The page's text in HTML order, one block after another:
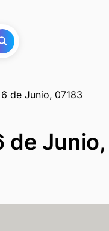
de Junio, 07183
de Junio,